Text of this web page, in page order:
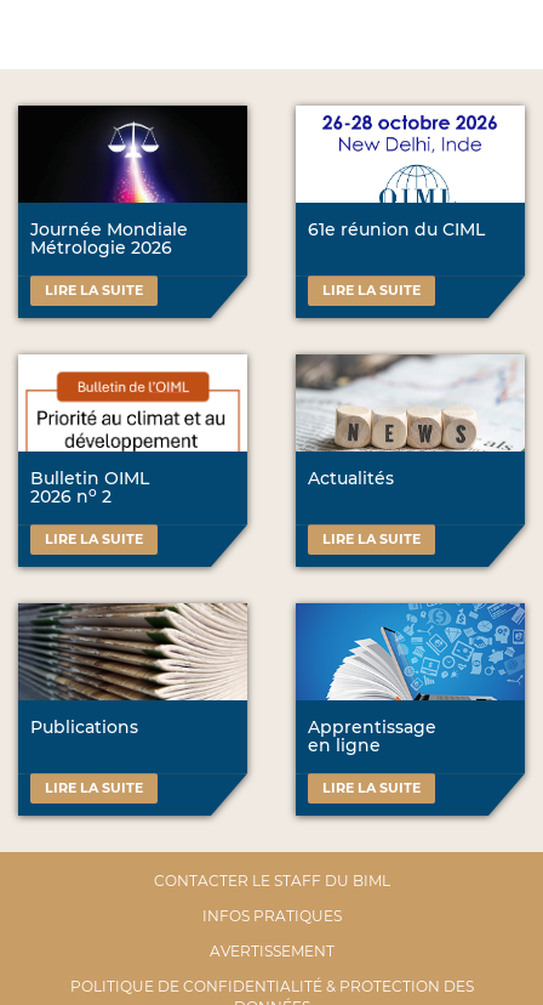
Journée Mondiale
Métrologie 2026
LIRE LA SUITE
61e réunion du CIML
LIRE LA SUITE
Bulletin OIML
2026 no 2
LIRE LA SUITE
Actualités
LIRE LA SUITE
Publications
LIRE LA SUITE
Apprentissage
en ligne
LIRE LA SUITE
CONTACTER LE STAFF DU BIML
INFOS PRATIQUES
AVERTISSEMENT
POLITIQUE DE CONFIDENTIALITÉ & PROTECTION DES